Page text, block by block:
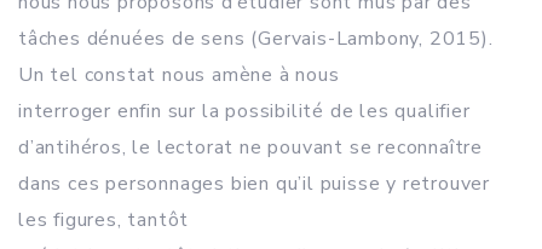
tâches dénuées de sens (Gervais-Lambony, 2015).
Un tel constat nous amène à nous
interroger enfin sur la possibilité de les qualifier
d’antihéros, le lectorat ne pouvant se reconnaître
dans ces personnages bien qu’il puisse y retrouver
les figures, tantôt